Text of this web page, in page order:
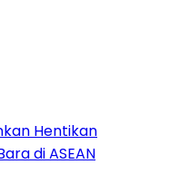
Hentikan
di ASEAN